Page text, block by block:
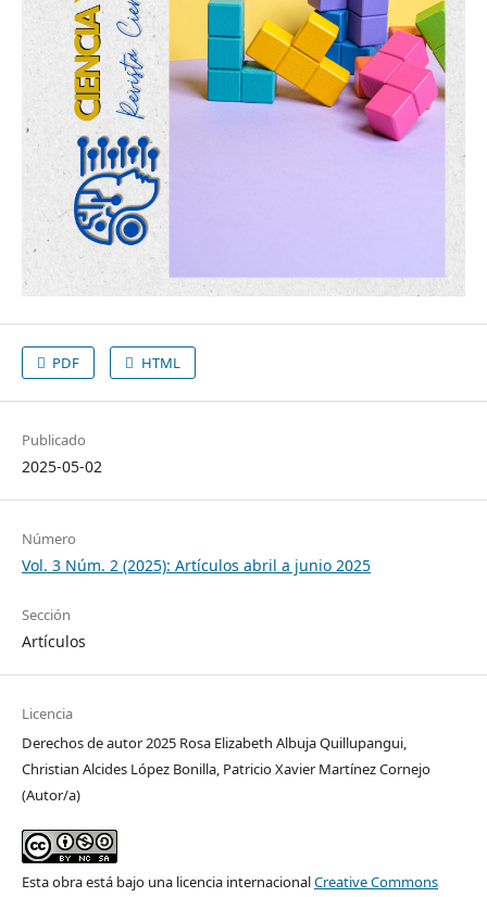
PDF HTML
Publicado
2025-05-02
Número
Vol. 3 Núm. 2 (2025): Artículos abril a junio 2025
Sección
Artículos
Licencia
Derechos de autor 2025 Rosa Elizabeth Albuja Quillupangui,
Christian Alcides López Bonilla, Patricio Xavier Martínez Cornejo
(Autor/a)
Esta obra está bajo una licencia internacionalCreative Commons